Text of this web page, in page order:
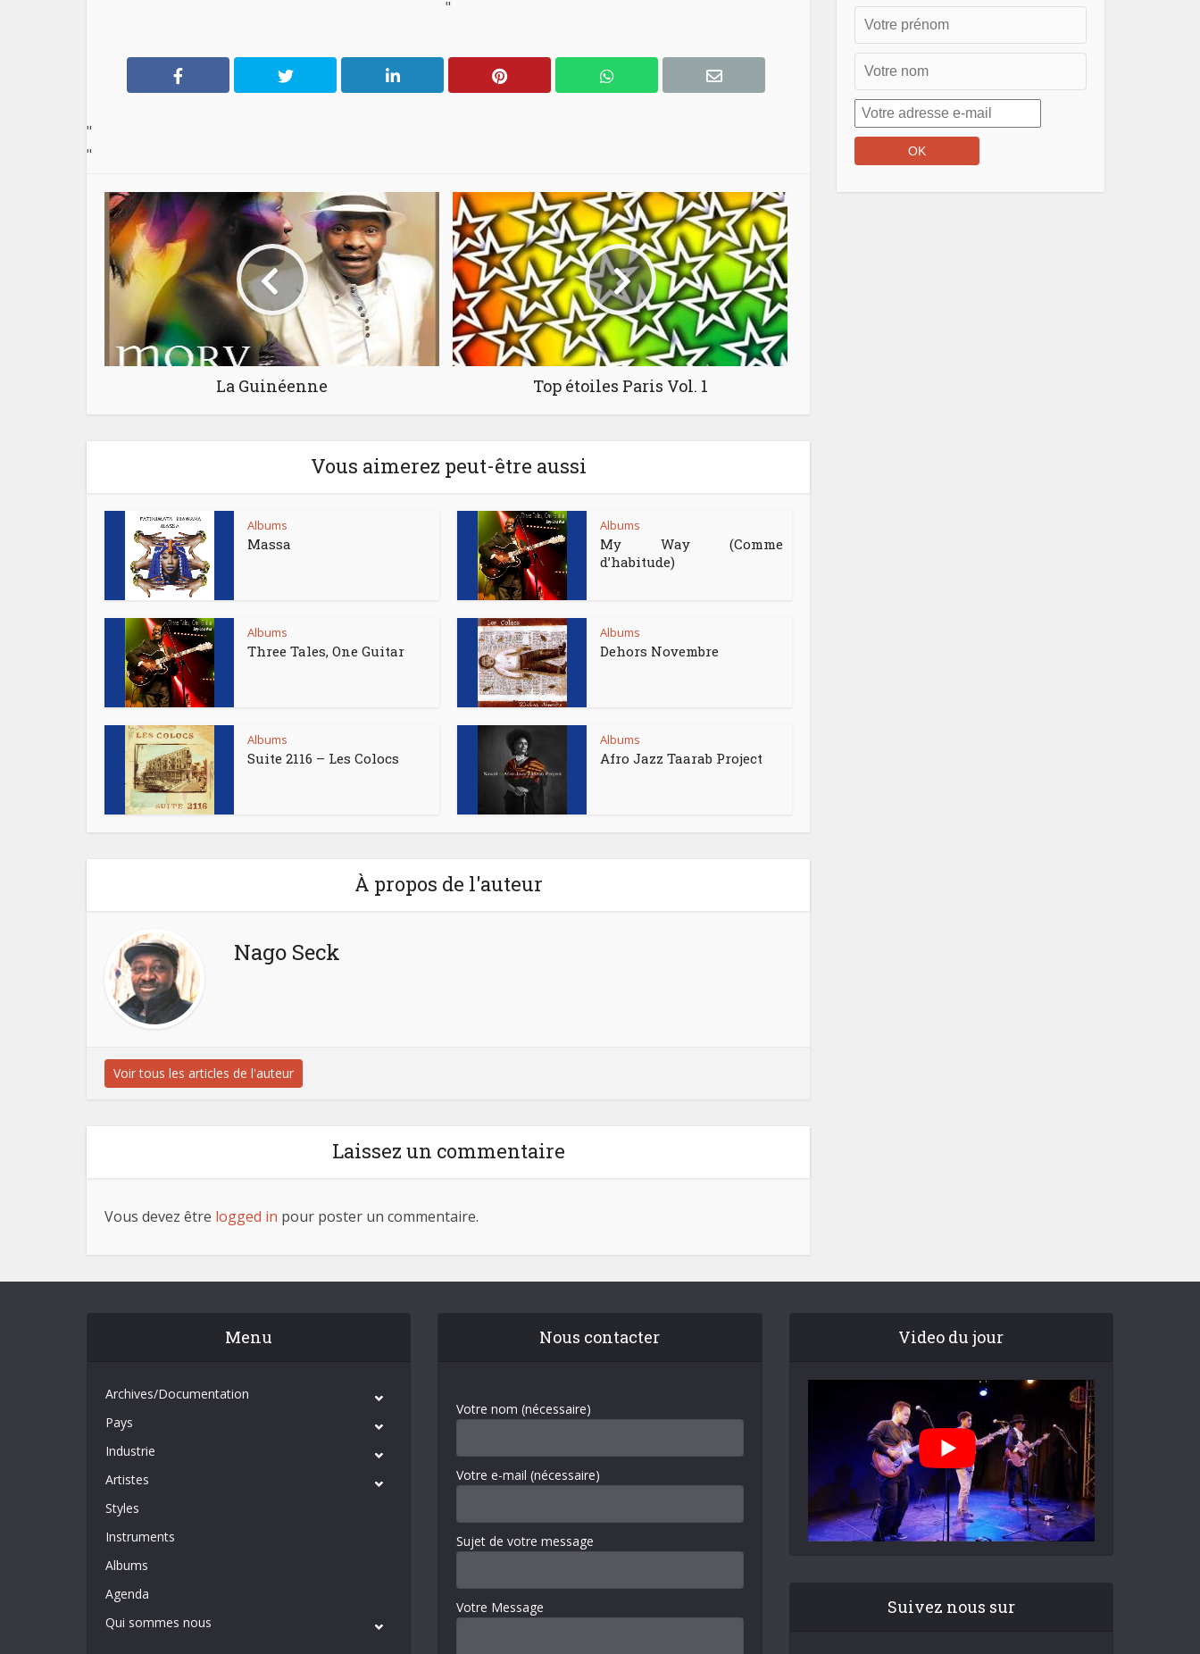
"
"
"
La Guinéenne Top étoiles Paris Vol. 1
Vous aimerez peut-être aussi
Albums
Massa
Albums
My Way (Comme
d’habitude)
Albums
Three Tales, One Guitar
Albums
Dehors Novembre
Albums
Suite 2116 – Les Colocs
Albums
Afro Jazz Taarab Project
À propos de l'auteur
Nago Seck
Voir tous les articles de l'auteur
Laissez un commentaire
Vous devez être logged in pour poster un commentaire.
Menu
Archives/Documentation
Pays
Industrie
Artistes
Styles
Instruments
Albums
Agenda
Qui sommes nous
Nous contacter
Votre nom (nécessaire)
Votre e-mail (nécessaire)
Sujet de votre message
Votre Message
Video du jour
Suivez nous sur